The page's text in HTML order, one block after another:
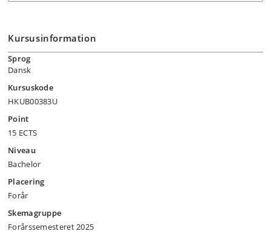
Kursusinformation
Sprog
Dansk
Kursuskode
HKUB00383U
Point
15 ECTS
Niveau
Bachelor
Placering
Forår
Skemagruppe
Forårssemesteret 2025